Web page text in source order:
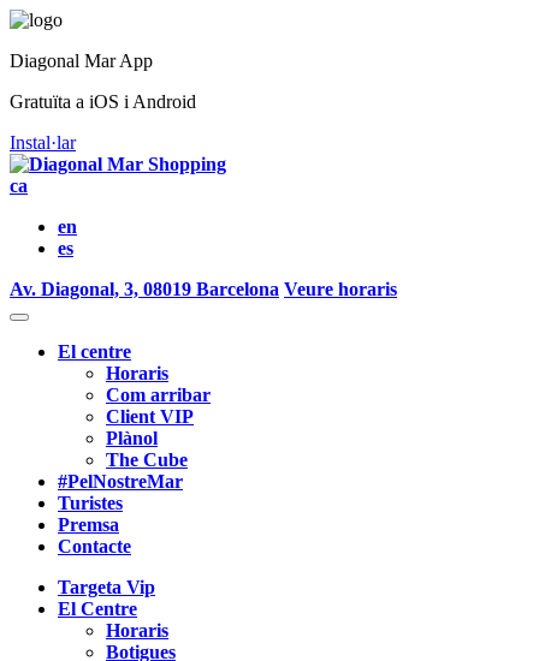
Diagonal Mar App
Gratuïta a iOS i Android
Instal·lar
ca
en
es
Av. Diagonal, 3, 08019 Barcelona Veure horaris
El centre
Horaris
Com arribar
Client VIP
Plànol
The Cube
#PelNostreMar
Turistes
Premsa
Contacte
Targeta Vip
El Centre
Horaris
Botigues